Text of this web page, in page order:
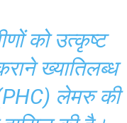
को उत्कृष्ट
ख्यातिलब्ध
लेमरु की